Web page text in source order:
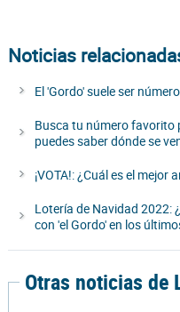
Noticias
El 'Gordo' suele ser
Busca tu número favorito
puedes saber dónde se
¡VOTA!: ¿Cuál es el
Lotería de Navidad 2022:
con 'el Gordo' en los
Otras noticias de